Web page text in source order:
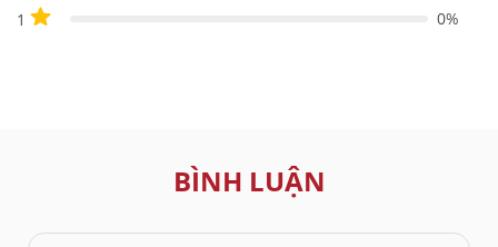
1
0%
BÌNH LUẬN